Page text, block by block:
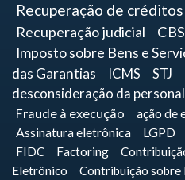
Recuperação de créditos
Recuperação judicial CBS
Imposto sobre Bens e
das Garantias
ICMS STJ
desconsideração da
Fraude à execução
ação de
Assinatura eletrônica
LGPD
FIDC Factoring
Eletrônico
Contribuição sobre